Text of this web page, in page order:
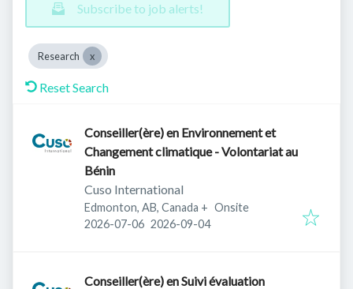
Subscribe to job alerts!
Research
Reset Search
Conseiller(ère) en Environnement et
Changement climatique - Volontariat au
Bénin
Cuso International
Edmonton, AB, Canada + Onsite
Published:
2026-07-06 Expires:
2026-09-04
Conseiller(ère) en Suivi évaluation